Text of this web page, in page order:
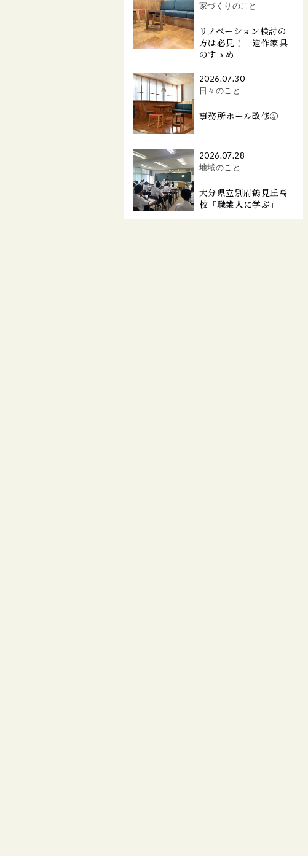
家づくりのこと
リノベーション検討の
方は必見！ 造作家具
のすゝめ
2026.07.30
日々のこと
事務所ホール改修⑤
2026.07.28
地域のこと
大分県立別府鶴見丘高
校「職業人に学ぶ」